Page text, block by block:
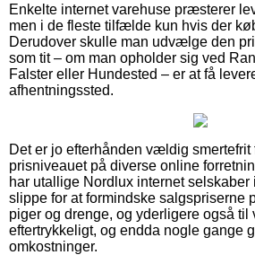
Enkelte internet varehuse præsterer
men i de fleste tilfælde kun hvis der
Derudover skulle man udvælge den
som tit – om man opholder sig ved
Falster eller Hundested – er at få
afhentningssted.
Det er jo efterhånden vældig smertefrit
prisniveauet på diverse online
har utallige Nordlux internet
slippe for at formindske salgspriserne
piger og drenge, og yderligere også til
eftertrykkeligt, og endda nogle gange
omkostninger.